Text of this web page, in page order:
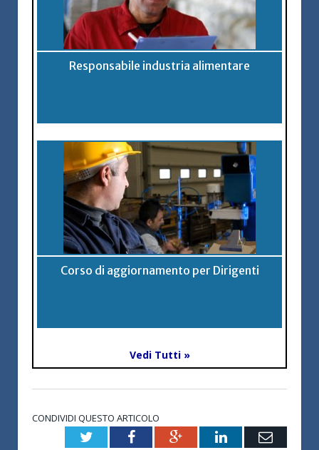
Responsabile industria alimentare
Corso di aggiornamento per Dirigenti
Vedi Tutti »
CONDIVIDI QUESTO ARTICOLO
TwitterFacebookGoogle+LinkedInEmail